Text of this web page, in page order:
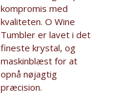
kompromis med
kvaliteten. O Wine
Tumbler er lavet i det
fineste krystal, og
maskinblæst for at
opnå nøjagtig
præcision.